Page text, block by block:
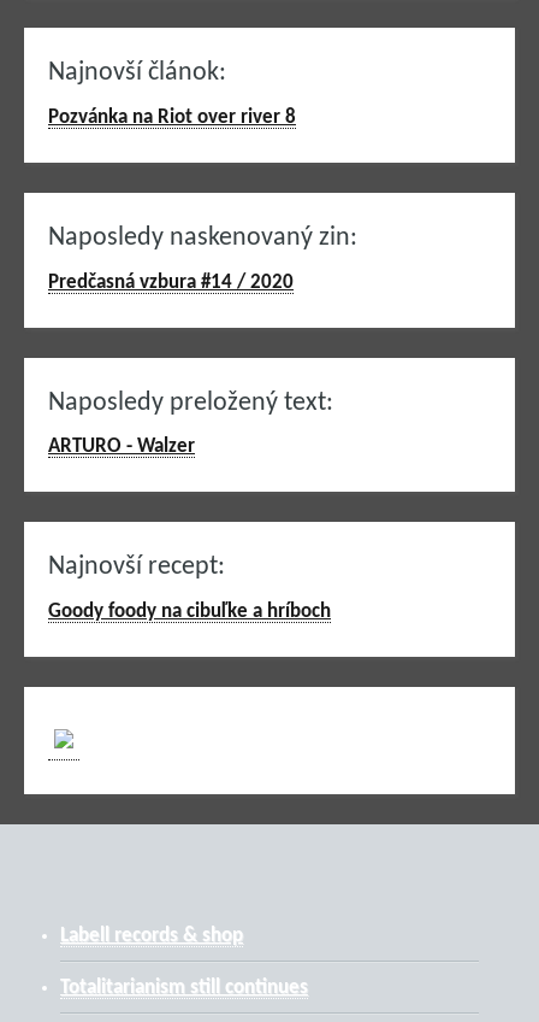
Najnovší článok:
Pozvánka na Riot over river 8
Naposledy naskenovaný zin:
Predčasná vzbura #14 / 2020
Naposledy preložený text:
ARTURO - Walzer
Najnovší recept:
Goody foody na cibuľke a hríboch
Labell records & shop
Totalitarianism still continues